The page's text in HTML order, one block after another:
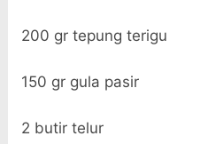
200 gr tepung terigu
150 gr gula pasir
2 butir telur